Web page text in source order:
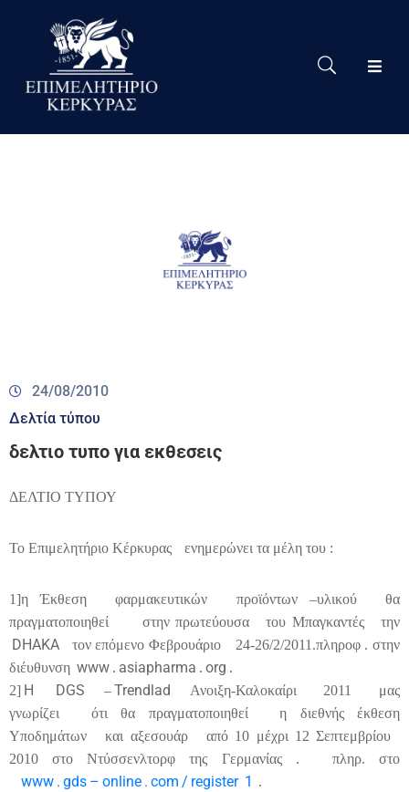
Το
Eπιμελητήριο
24/08/2010
Δελτία τύπου
δελτιο τυπο για εκθεσεις
ΔΕΛΤΙΟ ΤΥΠΟΥ
Το Επιμελητήριο Κέρκυρας ενημερώνει τα μέλη του :
1]η Έκθεση φαρμακευτικών προϊόντων –υλικού
θα
πραγματοποιηθεί
στην πρωτεύουσα του Μπαγκαντές την
DHAKA τον επόμενο Φεβρουάριο
24-26/2/2011.πληροφ . στην
διέυθυνση www . asiapharma . org .
2] H DGS –Trendlad Ανοιξη-Καλοκαίρι 2011
μας
γνωρίζει
ότι θα πραγματοποιηθεί
η διεθνής έκθεση
Υποδημάτων
και αξεσουάρ
από 10 μέχρι 12 Σεπτεμβρίου
2010 στο Ντύσσενλτορφ της Γερμανίας .
πληρ. στο
www . gds – online . com / register 1 .